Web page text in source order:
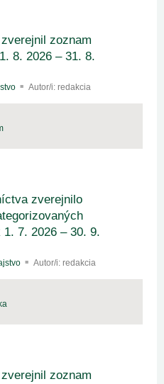
zoznam
8. 2026 – 31. 8.
Autor/i: redakcia
zverejnilo
7. 2026 – 30. 9.
Autor/i: redakcia
zoznam